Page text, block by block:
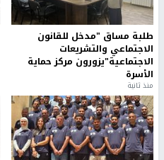
طلبة مساق "مدخل للقانون
الاجتماعي والتشريعات
الاجتماعية"يزورون مركز حماية
الأسرة
منذ ثانية